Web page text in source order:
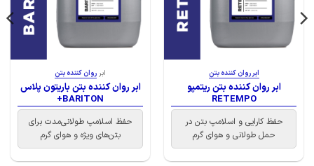
ابر روان کننده بتن
ابر روان کننده بتن ریتمپو
RETEMPO
حفظ کارایی و اسلامپ بتن در
حمل طولانی و هوای گرم
ابر روان کننده بتن
ابر روان کننده بتن باریتون پلاس
BARITON+
حفظ اسلامپ طولانی‌مدت برای
بتن‌های ویژه و هوای گرم